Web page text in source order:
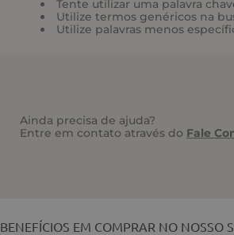
Tente utilizar uma palavra
Utilize termos genéricos na
Utilize palavras menos
Ainda precisa de ajuda?
Entre em contato através do Fale
BENEFÍCIOS EM COMPRAR NO NOSSO